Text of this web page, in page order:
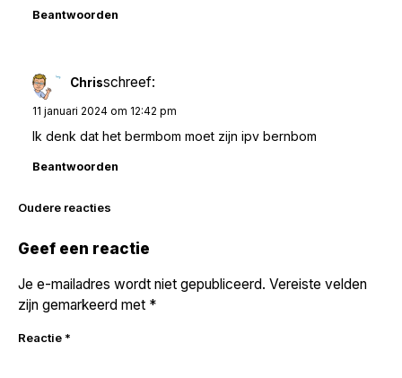
Beantwoorden
Chrisschreef:
11 januari 2024 om 12:42 pm
Ik denk dat het bermbom moet zijn ipv bernbom
Beantwoorden
Reacties
Oudere reacties
Geef een reactie
Je e-mailadres wordt niet gepubliceerd. Vereiste velden
zijn gemarkeerd met *
Reactie *